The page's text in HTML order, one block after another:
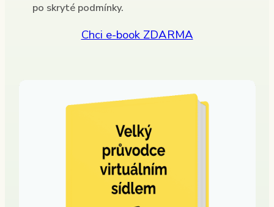
po skryté podmínky.
Chci e-book ZDARMA